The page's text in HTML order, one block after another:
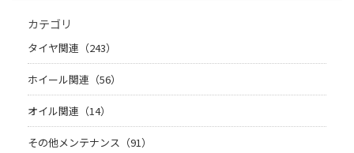
カテゴリ
タイヤ関連（243）
ホイール関連（56）
オイル関連（14）
その他メンテナンス（91）